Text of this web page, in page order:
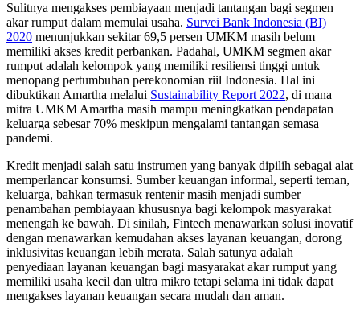
Sulitnya mengakses pembiayaan menjadi tantangan bagi segmen
akar rumput dalam memulai usaha. Survei Bank Indonesia (BI)
2020 menunjukkan sekitar 69,5 persen UMKM masih belum
memiliki akses kredit perbankan. Padahal, UMKM segmen akar
rumput adalah kelompok yang memiliki resiliensi tinggi untuk
menopang pertumbuhan perekonomian riil Indonesia. Hal ini
dibuktikan Amartha melalui Sustainability Report 2022, di mana
mitra UMKM Amartha masih mampu meningkatkan pendapatan
keluarga sebesar 70% meskipun mengalami tantangan semasa
pandemi.
Kredit menjadi salah satu instrumen yang banyak dipilih sebagai alat
memperlancar konsumsi. Sumber keuangan informal, seperti teman,
keluarga, bahkan termasuk rentenir masih menjadi sumber
penambahan pembiayaan khususnya bagi kelompok masyarakat
menengah ke bawah. Di sinilah, Fintech menawarkan solusi inovatif
dengan menawarkan kemudahan akses layanan keuangan, dorong
inklusivitas keuangan lebih merata. Salah satunya adalah
penyediaan layanan keuangan bagi masyarakat akar rumput yang
memiliki usaha kecil dan ultra mikro tetapi selama ini tidak dapat
mengakses layanan keuangan secara mudah dan aman.